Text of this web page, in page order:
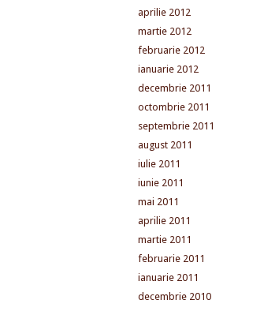
aprilie 2012
martie 2012
februarie 2012
ianuarie 2012
decembrie 2011
octombrie 2011
septembrie 2011
august 2011
iulie 2011
iunie 2011
mai 2011
aprilie 2011
martie 2011
februarie 2011
ianuarie 2011
decembrie 2010